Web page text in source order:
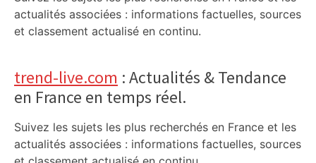
actualités associées : informations factuelles, sources
et classement actualisé en continu.
trend-live.com : Actualités & Tendance
en France en temps réel.
Suivez les sujets les plus recherchés en France et les
actualités associées : informations factuelles, sources